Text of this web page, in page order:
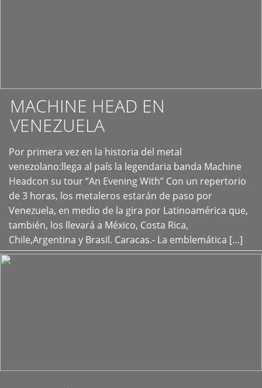
MACHINE HEAD EN
VENEZUELA
Por primera vez en la historia del metal
venezolano:llega al país la legendaria banda Machine
Headcon su tour “An Evening With” Con un repertorio
de 3 horas, los metaleros estarán de paso por
Venezuela, en medio de la gira por Latinoamérica que,
también, los llevará a México, Costa Rica,
Chile,Argentina y Brasil. Caracas.- La emblemática […]
+